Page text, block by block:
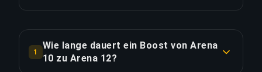
1
Wie lange dauert ein Boost von Arena
10 zu Arena 12?